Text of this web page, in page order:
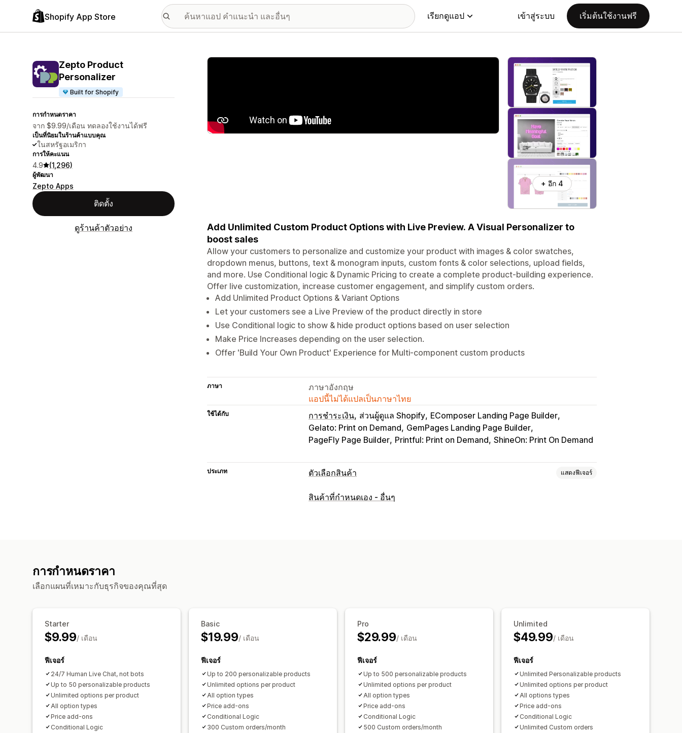
Shopify App Store เรียกดูแอป เข้าสู่ระบบ เริ่มต้นใช้งานฟรี
Zepto Product
Personalizer
Built for Shopify
การกำหนดราคา
จาก $9.99/เดือน ทดลองใช้งานได้ฟรี
เป็นที่นิยมในร้านค้าแบบคุณ
ในสหรัฐอเมริกา
การให้คะแนน
4.9 (1,296)
ผู้พัฒนา
Zepto Apps
ติดตั้ง
ดูร้านค้าตัวอย่าง
แกลเลอรีรูปภาพที่แสดง
+ อีก 4
Add Unlimited Custom Product Options with Live Preview. A Visual Personalizer to
boost sales
Allow your customers to personalize and customize your product with images & color swatches,
dropdown menus, buttons, text & monogram inputs, custom fonts & color selections, upload fields,
and more. Use Conditional logic & Dynamic Pricing to create a complete product-building experience.
Offer live customization, increase customer engagement, and simplify custom orders.
Add Unlimited Product Options & Variant Options
Let your customers see a Live Preview of the product directly in store
Use Conditional logic to show & hide product options based on user selection
Make Price Increases depending on the user selection.
Offer 'Build Your Own Product' Experience for Multi-component custom products
ภาษา
ภาษาอังกฤษ
แอปนี้ไม่ได้แปลเป็นภาษาไทย
ใช้ได้กับ การชำระเงิน ส่วนผู้ดูแล Shopify EComposer Landing Page Builder
Gelato: Print on Demand GemPages Landing Page Builder
PageFly Page Builder Printful: Print on Demand ShineOn: Print On Demand
ประเภท ตัวเลือกสินค้า แสดงฟีเจอร์
การปรับแต่ง
ซ่อนสินค้าหมดสต็อก การจัดการ SKU
สินค้าที่กำหนดเอง - อื่นๆ
การกำหนดราคา
เลือกแผนที่เหมาะกับธุรกิจของคุณที่สุด
Starter
$9.99/ เดือน
ฟีเจอร์
24/7 Human Live Chat, not bots
Up to 50 personalizable products
Unlimited options per product
All option types
Price add-ons
Conditional Logic
Basic
$19.99/ เดือน
ฟีเจอร์
Up to 200 personalizable products
Unlimited options per product
All option types
Price add-ons
Conditional Logic
300 Custom orders/month
Pro
$29.99/ เดือน
ฟีเจอร์
Up to 500 personalizable products
Unlimited options per product
All option types
Price add-ons
Conditional Logic
500 Custom orders/month
Unlimited
$49.99/ เดือน
ฟีเจอร์
Unlimited Personalizable products
Unlimited options per product
All options types
Price add-ons
Conditional Logic
Unlimited Custom orders